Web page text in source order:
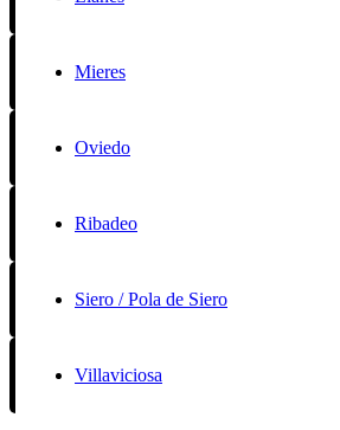
Mieres
Oviedo
Ribadeo
Siero / Pola de Siero
Villaviciosa